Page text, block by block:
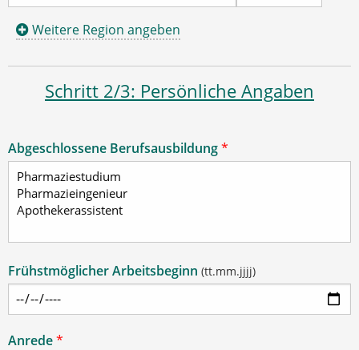
Weitere Region angeben
Schritt 2/3: Persönliche Angaben
Abgeschlossene Berufsausbildung*
Frühstmöglicher Arbeitsbeginn (tt.mm.jjjj)
Anrede*